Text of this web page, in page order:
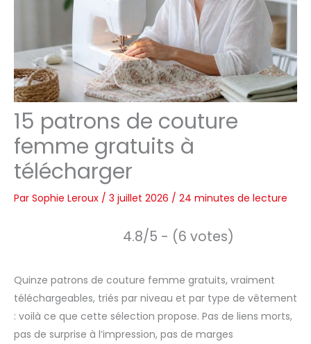
15 patrons de couture
femme gratuits à
télécharger
Par Sophie Leroux / 3 juillet 2026 / 24 minutes de lecture
4.8/5 - (6 votes)
Quinze patrons de couture femme gratuits, vraiment
téléchargeables, triés par niveau et par type de vêtement
: voilà ce que cette sélection propose. Pas de liens morts,
pas de surprise à l’impression, pas de marges